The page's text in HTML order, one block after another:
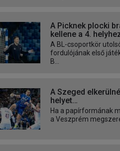
A Picknek plocki
kellene a 4.
A BL-csoportkör
fordulójának első
B...
A Szeged
helyet…
Ha a papírformának
a Veszprém